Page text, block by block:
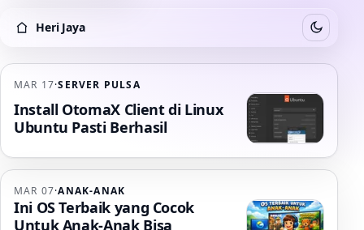
Heri Jaya
Heri Jaya Switch to
MAR 17·SERVER PULSA
Install OtomaX Client di Linux
Ubuntu Pasti Berhasil
MAR 07·ANAK-ANAK
Ini OS Terbaik yang Cocok
Untuk Anak-Anak Bisa